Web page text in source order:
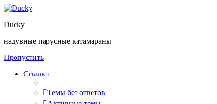
Ducky
надувные парусные катамараны
Пропустить
Ссылки
Темы без ответов